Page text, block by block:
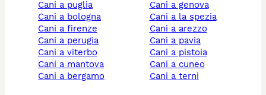
cani a puglia
cani a bologna
cani a firenze
cani a perugia
cani a viterbo
cani a mantova
cani a bergamo
cani a genova
cani a la spezia
cani a arezzo
cani a pavia
cani a pistoia
cani a cuneo
cani a terni